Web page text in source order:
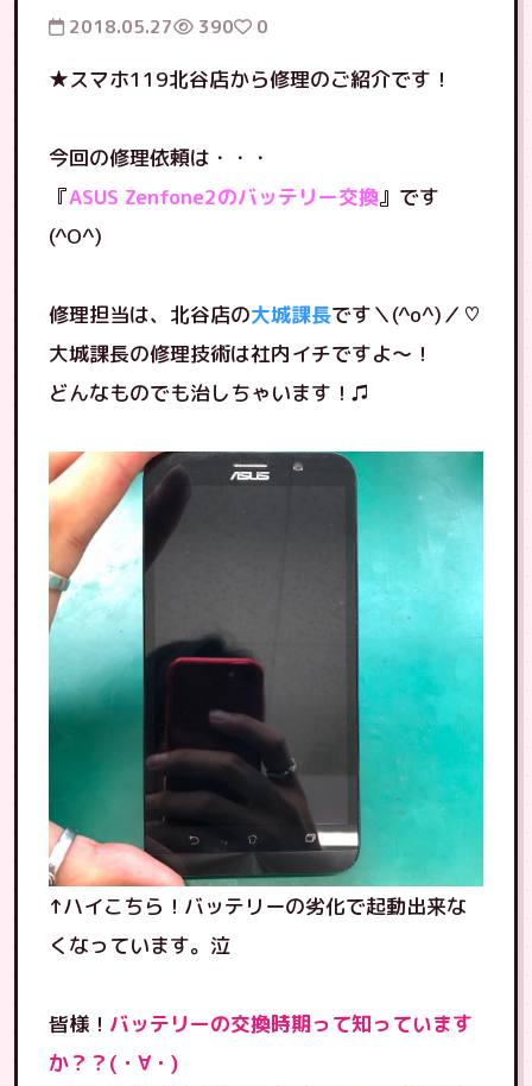
2018.05.27 390 0
★スマホ119北谷店から修理のご紹介です！
今回の修理依頼は・・・
『ASUS Zenfone2のバッテリー交換』です
(^O^)
修理担当は、北谷店の大城課長です＼(^o^)／♡
大城課長の修理技術は社内イチですよ〜！
どんなものでも治しちゃいます！♫
↑ハイこちら！バッテリーの劣化で起動出来な
くなっています。泣
皆様！ バッテリーの交換時期って知っています
か？？(・∀・)